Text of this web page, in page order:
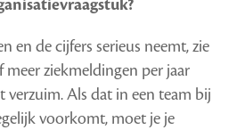
en de cijfers serieus neemt, zie
meer ziekmeldingen per jaar
Als dat in een team bij
voorkomt, moet je je